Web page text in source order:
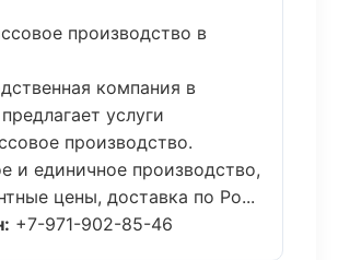
производство в
компания в
услуги
производство.
и единичное производство,
цены, доставка по Ро...
+7-971-902-85-46